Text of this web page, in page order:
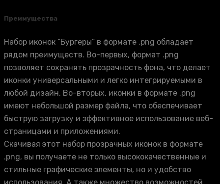
Преимущества
Набор иконок “Бургеры” в формате .png обладает
рядом преимуществ. Во-первых, формат .png
позволяет сохранять прозрачность фона, что делает
иконки универсальными и легко интегрируемыми в
любой дизайн. Во-вторых, иконки в формате .png
имеют небольшой размер файла, что обеспечивает
быструю загрузку и эффективное использование веб-
страницами и приложениями.
Скачивая этот набор прозрачных иконок в формате
.png, вы получаете не только высококачественные и
стильные графические элементы, но и удобство